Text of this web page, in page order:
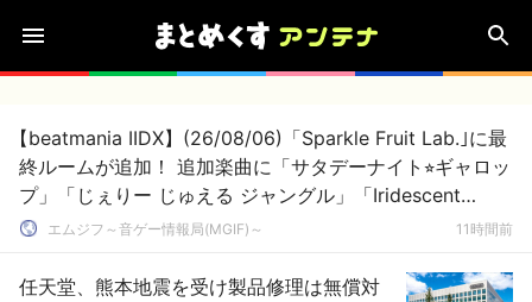
【beatmania IIDX】(26/08/06)「Sparkle Fruit Lab.｣に最
終ルームが追加！ 追加楽曲に「サタデーナイト⭐︎ギャロッ
プ」「じぇりー じゅえる ジャングル」「Iridescent
Memories」が登場！！
エムジフ～音ゲー情報局(MGIF)～ 11時間前
任天堂、熊本地震を受け製品修理は無償対